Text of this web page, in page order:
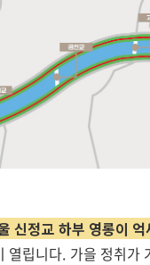
신정교 하부 영롱이 억
열립니다. 가을 정취가